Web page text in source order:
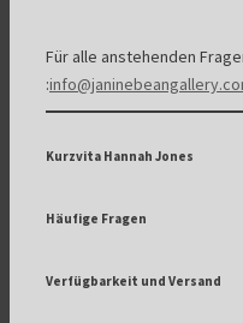
Für alle anstehenden
:
Kurzvita Hannah Jones
Häufige Fragen
Verfügbarkeit und Versand